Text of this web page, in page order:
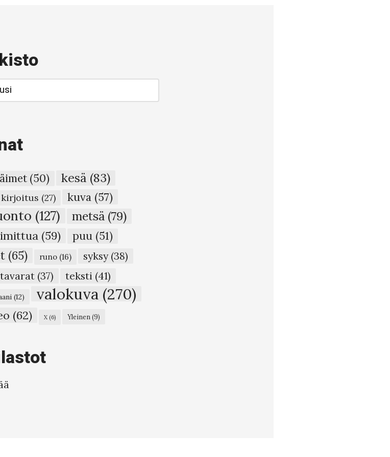
(50) kesä (83)
kirjoitus (27) kuva (57)
(127) metsä (79)
(59) puu (51)
(65) runo (16) syksy(38)
tavarat (37) teksti (41)
(12) valokuva (270)
(62) X (6) Yleinen(9)